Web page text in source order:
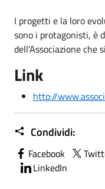
I progetti e la loro
sono i protagonisti, è
dell'Associazione che
Link
http://
Condividi:
Facebook
LinkedIn